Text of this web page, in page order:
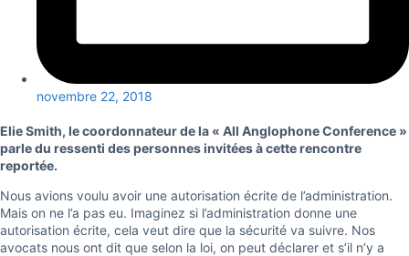
novembre 22, 2018
Elie Smith, le coordonnateur de la « All Anglophone Conference »
parle du ressenti des personnes invitées à cette rencontre
reportée.
Nous avions voulu avoir une autorisation écrite de l’administration.
Mais on ne l’a pas eu. Imaginez si l’administration donne une
autorisation écrite, cela veut dire que la sécurité va suivre. Nos
avocats nous ont dit que selon la loi, on peut déclarer et s’il n’y a